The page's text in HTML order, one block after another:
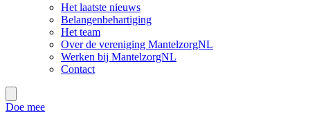
Het laatste nieuws
Belangenbehartiging
Het team
Over de vereniging MantelzorgNL
Werken bij MantelzorgNL
Contact
Doe mee